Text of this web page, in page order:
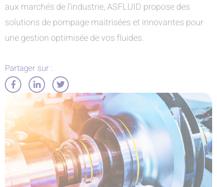
aux marchés de l’industrie, ASFLUID propose des
solutions de pompage maitrisées et innovantes pour
une gestion optimisée de vos fluides.
Partager sur :
Partager
Facebook
Partager
sur
LinkedIn
Partager
sur
Twitter